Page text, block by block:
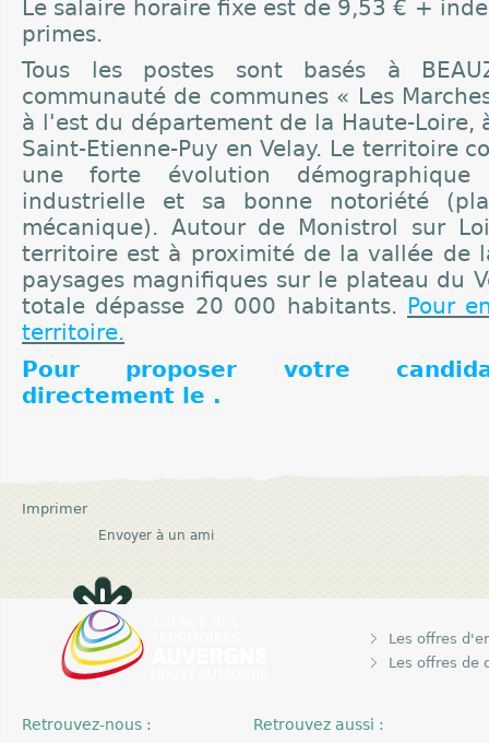
Le salaire horaire fixe est de 9,53 € +
primes.
Tous les postes sont basés à
communauté de communes « Les
à l'est du département de la Haute-Loire,
Saint-Etienne-Puy en Velay. Le territoire
une forte évolution
industrielle et sa bonne notoriété
mécanique). Autour de Monistrol sur
territoire est à proximité de la vallée de
paysages magnifiques sur le plateau du
totale dépasse 20 000 habitants. Pour
territoire.
Pour proposer votre
directement le .
Imprimer
Envoyer à un ami
Les offres
Les offres de
Retrouvez-nous : Retrouvez aussi :